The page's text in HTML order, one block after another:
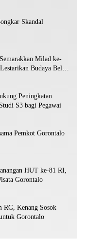
Skandal
Milad ke-
Budaya Bela
Peningkatan
S3 bagi Pegawai
Pemkot Gorontalo
HUT ke-81 RI,
Gorontalo
RG, Kenang Sosok
Gorontalo